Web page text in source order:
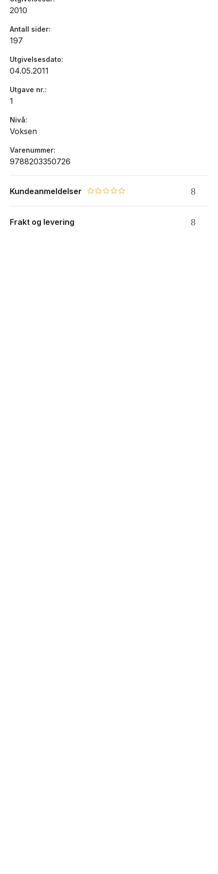
2010
Antall sider
197
Utgivelsesdato
04.05.2011
Utgave nr.
1
Nivå
Voksen
Varenummer
9788203350726
Kundeanmeldelser 0.0 star rating
Frakt og levering